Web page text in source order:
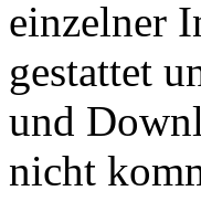
einzelner
gestattet
und
nicht